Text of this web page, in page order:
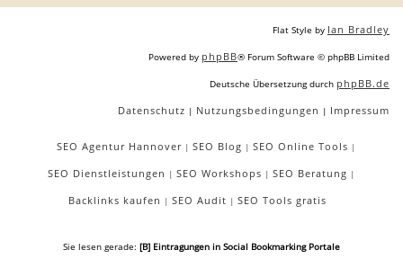
Flat Style by Ian Bradley
Powered by phpBB® Forum Software © phpBB Limited
Deutsche Übersetzung durch phpBB.de
Datenschutz | Nutzungsbedingungen | Impressum
SEO Agentur Hannover| SEO Blog | SEO Online Tools |
SEO Dienstleistungen | SEO Workshops | SEO Beratung |
Backlinks kaufen | SEO Audit | SEO Tools gratis
Sie lesen gerade: [B] Eintragungen in Social Bookmarking Portale